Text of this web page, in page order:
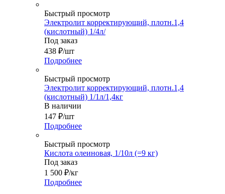
Быстрый просмотр
Электролит корректирующий, плотн.1,4
(кислотный) 1/4л/
Под заказ
438 ₽/шт
Подробнее
Быстрый просмотр
Электролит корректирующий, плотн.1,4
(кислотный) 1/1л/1,4кг
В наличии
147 ₽/шт
Подробнее
Быстрый просмотр
Кислота олеиновая, 1/10л (=9 кг)
Под заказ
1 500 ₽/кг
Подробнее